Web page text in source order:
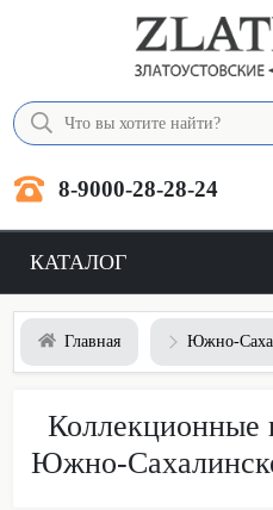
8-9000-28-28-24
КАТАЛОГ
Главная Южно-
Коллекционные
Южно-